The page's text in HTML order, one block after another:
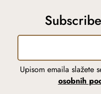
Upisom emaila slažete
osobnih